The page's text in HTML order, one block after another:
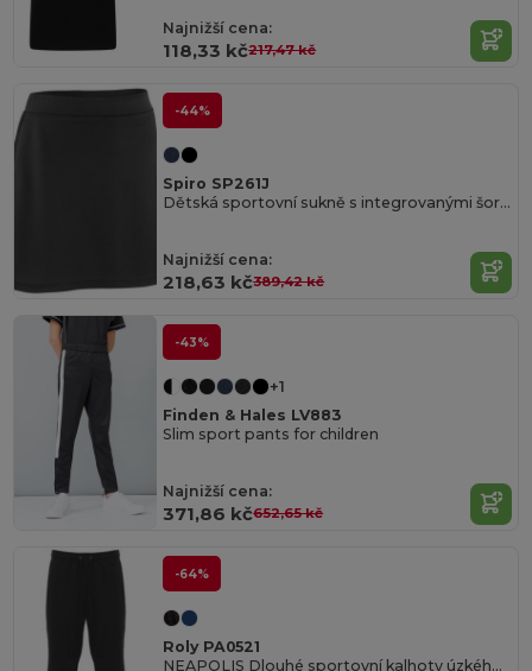
Najnižší cena:
118,33 kč217,47 kč
-44%
Spiro SP261J
Dětská sportovní sukně s integrovanými šortkami
Najnižší cena:
218,63 kč389,42 kč
-43%
+1
Finden & Hales LV883
Slim sport pants for children
Najnižší cena:
371,86 kč652,65 kč
-64%
Roly PA0521
NEAPOLIS Dlouhé sportovní kalhoty úzkého střihu